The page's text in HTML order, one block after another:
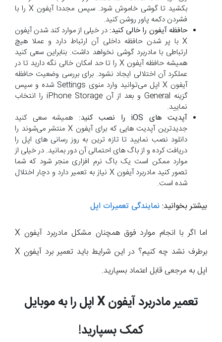
بکشید تا گوشی خاموش شود. سپس مجددا آیفون X را با
فشردن دکمه پاور روشن کنید.
حافظه آیفون را خالی کنید:در خیلی از موارد کند شدن آیفون
X با پر شدن حافظه داخلی آن ارتباط دارد و عملا هیچ
ارتباطی با مادربرد گوشی نخواهد داشت. بنابراین سعی کنید
همیشه حافظه آیفون X را تا حد امکان خالی نگه دارید تا در
عملکرد آن اختلالی ایجاد نشود. برای بررسی وضعیت حافظه
آیفون X اپل می‌توانید وارد منوی Settings شده و سپس
گزینه General و بعد از آن iPhone Storage را انتخاب
نمایید.
آپدیت های iOS را نصب کنید: همیشه سعی کنید
جدیدترین آپدیت هایی که برای آیفون X منتشر می‌شوند را
دانلود نصب نمایید تا تازه ترین به روز رسانی های اپل را
دریافت کرده و از باگ های احتمالی آن دور بمانید. در خیلی از
موارد ممکن است یک باگ نرم افزاری منجر شود که شما
تصور کنید مادربرد آیفون X نیاز به تعمیر دارد و دچار اختلال
شده است.
بیشتر بخوانید:نمایندگی تعمیرات اپل
اما اگر با انجام موارد فوق همچنان مشکل مادربرد آیفون X
برطرف نشد چه کنیم؟ در این شرایط باید تعمیر برد آیفون X
اپل به مرجعی قابل اعتماد بسپارید.
تعمیر مادربرد آیفونXاپل را به موبایل
کمک بسپارید!